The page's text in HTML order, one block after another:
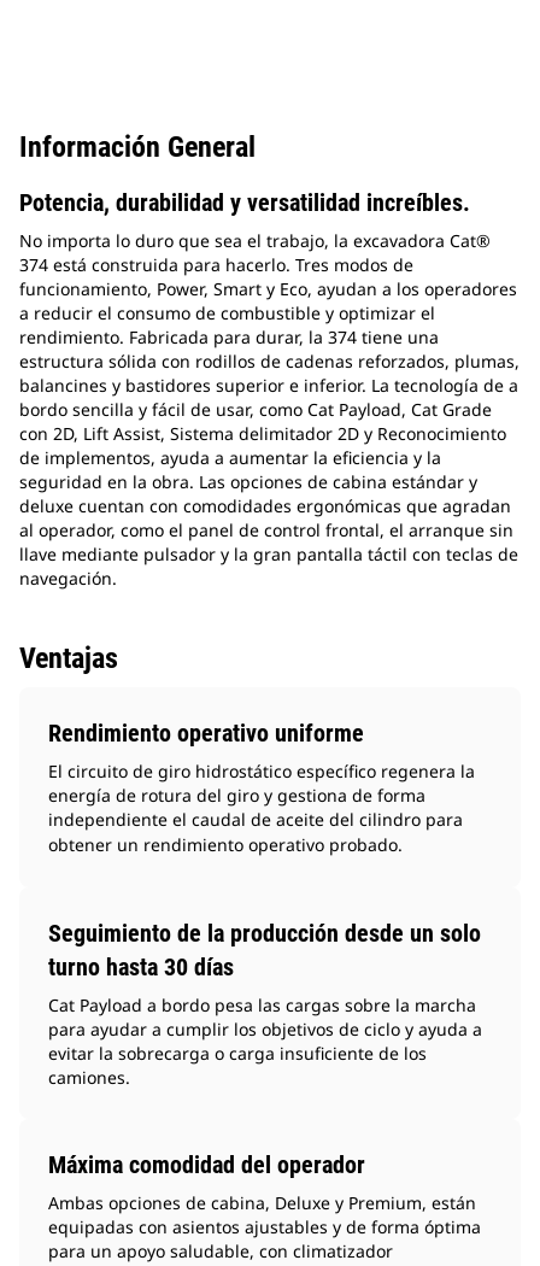
Información General
Potencia, durabilidad y versatilidad increíbles.
No importa lo duro que sea el trabajo, la excavadora Cat®
374 está construida para hacerlo. Tres modos de
funcionamiento, Power, Smart y Eco, ayudan a los operadores
a reducir el consumo de combustible y optimizar el
rendimiento. Fabricada para durar, la 374 tiene una
estructura sólida con rodillos de cadenas reforzados, plumas,
balancines y bastidores superior e inferior. La tecnología de a
bordo sencilla y fácil de usar, como Cat Payload, Cat Grade
con 2D, Lift Assist, Sistema delimitador 2D y Reconocimiento
de implementos, ayuda a aumentar la eficiencia y la
seguridad en la obra. Las opciones de cabina estándar y
deluxe cuentan con comodidades ergonómicas que agradan
al operador, como el panel de control frontal, el arranque sin
llave mediante pulsador y la gran pantalla táctil con teclas de
navegación.
Ventajas
Rendimiento operativo uniforme
El circuito de giro hidrostático específico regenera la
energía de rotura del giro y gestiona de forma
independiente el caudal de aceite del cilindro para
obtener un rendimiento operativo probado.
Seguimiento de la producción desde un solo
turno hasta 30 días
Cat Payload a bordo pesa las cargas sobre la marcha
para ayudar a cumplir los objetivos de ciclo y ayuda a
evitar la sobrecarga o carga insuficiente de los
camiones.
Máxima comodidad del operador
Ambas opciones de cabina, Deluxe y Premium, están
equipadas con asientos ajustables y de forma óptima
para un apoyo saludable, con climatizador